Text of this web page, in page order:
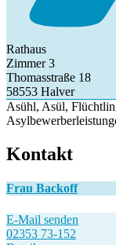
Rathaus
Zimmer 3
Thomasstraße 18
58553 Halver
Asühl, Asül,
Kontakt
Frau Backoff
E-Mail senden
02353 73-152